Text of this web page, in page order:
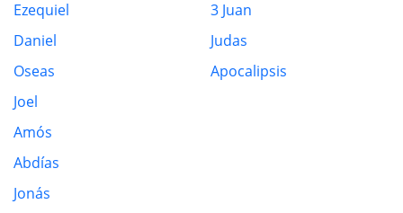
Ezequiel
Daniel
Oseas
Joel
Amós
Abdías
Jonás
3 Juan
Judas
Apocalipsis